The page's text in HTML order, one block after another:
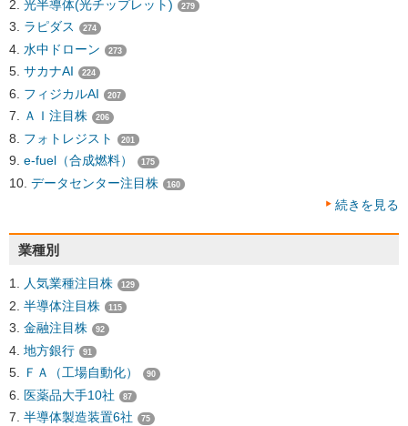
光半導体(光チップレット) 279
ラピダス 274
水中ドローン 273
サカナAI 224
フィジカルAI 207
ＡＩ注目株 206
フォトレジスト 201
e-fuel（合成燃料） 175
データセンター注目株 160
続きを見る
業種別
人気業種注目株 129
半導体注目株 115
金融注目株 92
地方銀行 91
ＦＡ（工場自動化） 90
医薬品大手10社 87
半導体製造装置6社 75